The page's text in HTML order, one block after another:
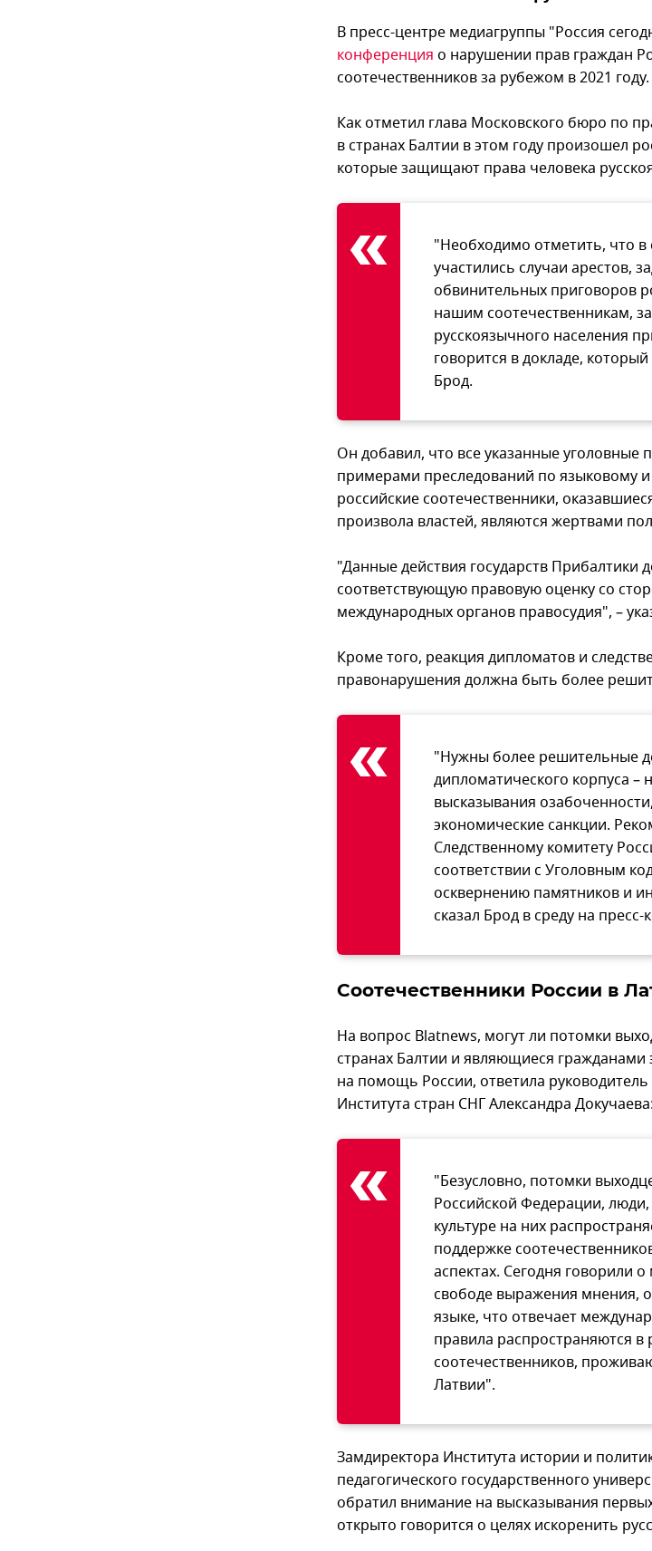
В пресс-центре медиагруппы "Россия
конференция о нарушении прав граждан
соотечественников за рубежом в 2021 году.
Как отметил глава Московского бюро по
в странах Балтии в этом году произошел
которые защищают права человека
"Необходимо отметить, что в
участились случаи арестов,
обвинительных приговоров
нашим соотечественникам,
русскоязычного населения
говорится в докладе,
Брод.
Он добавил, что все указанные уголовные
примерами преследований по языковому
российские соотечественники,
произвола властей, являются жертвами
"Данные действия государств Прибалтики
соответствующую правовую оценку со
международных органов правосудия", –
Кроме того, реакция дипломатов и
правонарушения должна быть более
"Нужны более решительные
дипломатического корпуса –
высказывания
экономические санкции.
Следственному комитету
соответствии с Уголовным
осквернению памятников и
сказал Брод в среду на
Соотечественники России в
На вопрос Blatnews, могут ли потомки
странах Балтии и являющиеся гражданами
на помощь России, ответила
Института стран СНГ Александра Докучаева:
"Безусловно, потомки
Российской Федерации,
культуре на них
поддержке
аспектах. Сегодня говорили
свободе выражения мнения,
языке, что отвечает
правила распространяются
соотечественников,
Латвии".
Замдиректора Института истории и
педагогического государственного
обратил внимание на высказывания
открыто говорится о целях искоренить